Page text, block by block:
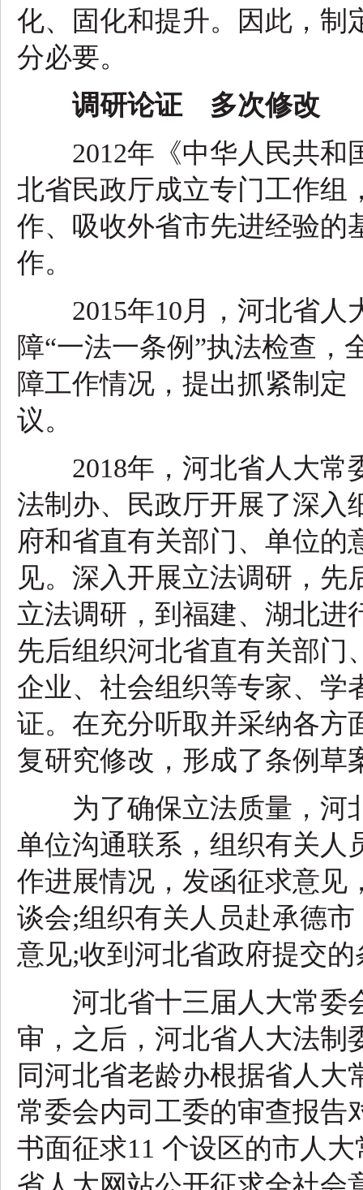
化、固化和提升。因此，制
分必要。
调研论证 多次修改
2012年《中华人民共和
北省民政厅成立专门工作组
作、吸收外省市先进经验的
作。
2015年10月，河北省人
障“一法一条例”执法检查，
障工作情况，提出抓紧制定
议。
2018年，河北省人大常
法制办、民政厅开展了深入
府和省直有关部门、单位的
见。深入开展立法调研，
立法调研，到福建、湖北进
先后组织河北省直有关部门
企业、社会组织等专家、学
证。在充分听取并采纳各方
复研究修改，形成了条例草
为了确保立法质量，河
单位沟通联系，组织有关人
作进展情况，发函征求意见
谈会;组织有关人员赴承德
意见;收到河北省政府提交
河北省十三届人大常委
审，之后，河北省人大法制
同河北省老龄办根据省人
常委会内司工委的审查报告
书面征求11 个设区的市人